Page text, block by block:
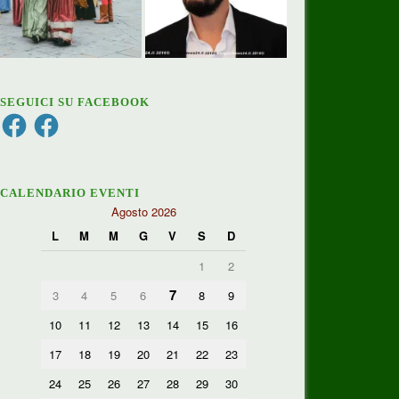
SEGUICI SU FACEBOOK
FacebookFacebook
CALENDARIO EVENTI
Agosto 2026
L
M M G V S
D
1
2
3
4 5 6 7 8
9
10
11 12 13 14 15
16
17
18 19 20 21 22
23
24
25 26 27 28 29
30